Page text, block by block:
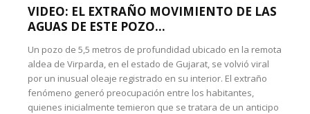
VIDEO: EL EXTRAÑO MOVIMIENTO DE LAS
AGUAS DE ESTE POZO...
Un pozo de 5,5 metros de profundidad ubicado en la remota
aldea de Virparda, en el estado de Gujarat, se volvió viral
por un inusual oleaje registrado en su interior. El extraño
fenómeno generó preocupación entre los habitantes,
quienes inicialmente temieron que se tratara de un anticipo